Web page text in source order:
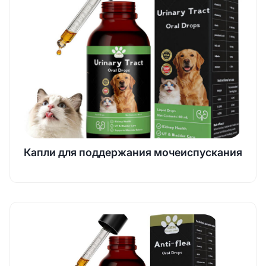
Капли для поддержания мочеиспускания